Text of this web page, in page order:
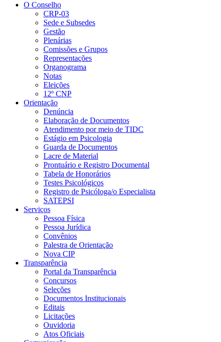
O Conselho
CRP-03
Sede e Subsedes
Gestão
Plenárias
Comissões e Grupos
Representações
Organograma
Notas
Eleições
12º CNP
Orientação
Denúncia
Elaboração de Documentos
Atendimento por meio de TIDC
Estágio em Psicologia
Guarda de Documentos
Lacre de Material
Prontuário e Registro Documental
Tabela de Honorários
Testes Psicológicos
Registro de Psicóloga/o Especialista
SATEPSI
Serviços
Pessoa Física
Pessoa Jurídica
Convênios
Palestra de Orientação
Nova CIP
Transparência
Portal da Transparência
Concursos
Seleções
Documentos Institucionais
Editais
Licitações
Ouvidoria
Atos Oficiais